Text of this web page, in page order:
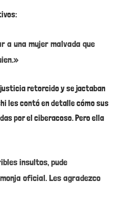
a una mujer malvada que
retorcido y se jactaban
les contó en detalle cómo sus
por el ciberacoso. Pero ella
insultos, pude
oficial. Les agradezco